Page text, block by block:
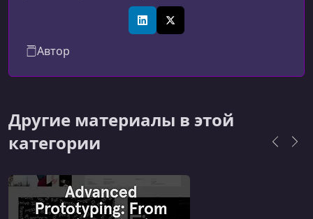
LinkedInX (Twitter)
Автор
Другие материалы в этой
категории